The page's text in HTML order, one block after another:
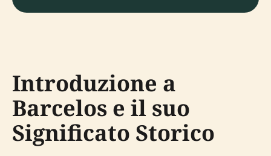
Introduzione a
Barcelos e il suo
Significato Storico